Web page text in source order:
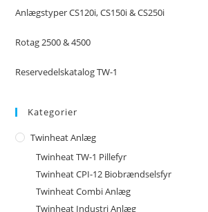
Anlægstyper CS120i, CS150i & CS250i
Rotag 2500 & 4500
Reservedelskatalog TW-1
Kategorier
Twinheat Anlæg
Twinheat TW-1 Pillefyr
Twinheat CPI-12 Biobrændselsfyr
Twinheat Combi Anlæg
Twinheat Industri Anlæg